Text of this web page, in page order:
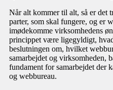
Når alt kommer til alt, så er det
parter, som skal fungere, og er
imødekomme virksomhedens
princippet være ligegyldigt,
beslutningen om, hvilket
samarbejdet og virksomheden,
fundament for samarbejdet der
og webbureau.